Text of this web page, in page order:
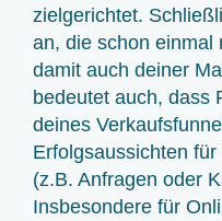
zielgerichtet.
an, die schon einmal
damit auch deiner
bedeutet auch, dass
deines
Erfolgsaussichten
(z.B. Anfragen oder
Insbesondere für